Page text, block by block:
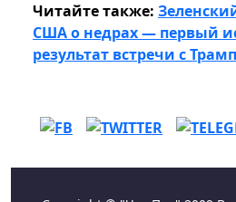
Читайте также:
США о недрах — первый
результат встречи с